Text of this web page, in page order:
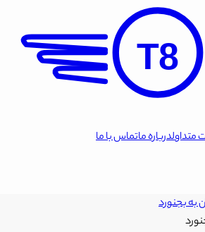
T8
متداولدرباره ماتماس با ما
به بجنورد